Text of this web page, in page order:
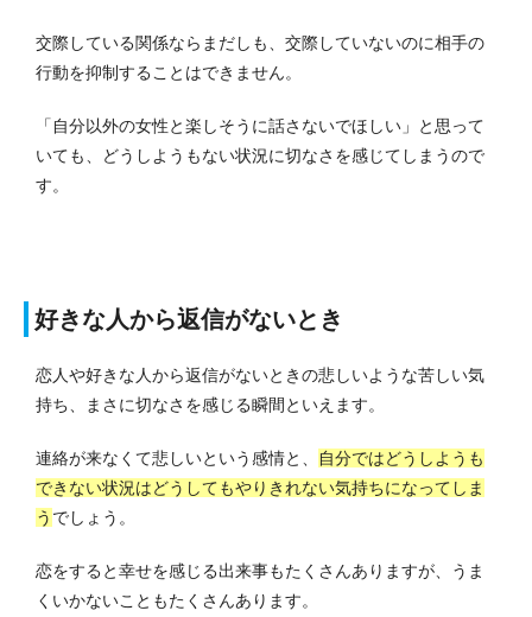
交際している関係ならまだしも、交際していないのに相手の
行動を抑制することはできません。
「自分以外の女性と楽しそうに話さないでほしい」と思って
いても、どうしようもない状況に切なさを感じてしまうので
す。
好きな人から返信がないとき
恋人や好きな人から返信がないときの悲しいような苦しい気
持ち、まさに切なさを感じる瞬間といえます。
連絡が来なくて悲しいという感情と、
自分ではどうしようも
できない状況はどうしてもやりきれない気持ちになってしま
う でしょう。
恋をすると幸せを感じる出来事もたくさんありますが、うま
くいかないこともたくさんあります。